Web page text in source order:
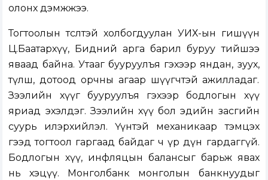
олонх дэмжжээ.
Тогтоолын төсөлтэй холбогдуулан УИХ-ын гишүүн
Ц.Баатархүү, Бидний арга барил буруу тийшээ
яваад байна. Утааг бууруулъя гэхээр яндан, зуух,
түлш, дотоод орчны агаар шүүгчтэй ажилладаг.
Зээлийн хүүг бууруулъя гэхээр бодлогын хүү
яриад эхэлдэг. Зээлийн хүү бол эдийн засгийн
суурь илэрхийлэл. Үүнтэй механикаар тэмцэх
гээд тогтоол гаргаад байдаг ч үр дүн гардаггүй.
Бодлогын хүү, инфляцын балансыг барьж явах
нь хэцүү. Монголбанк монголын банкнуудыг